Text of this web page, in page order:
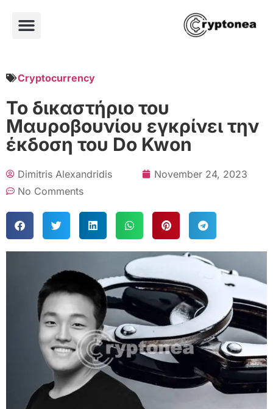
Cryptocurrency
Το δικαστήριο του
Μαυροβουνίου εγκρίνει την
έκδοση του Do Kwon
Dimitris Alexandridis
November 24, 2023
No Comments